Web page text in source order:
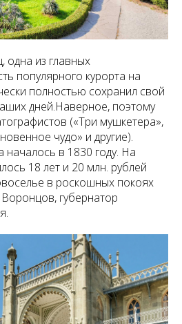
одна из главных
популярного курорта на
полностью сохранил свой
дней.Наверное, поэтому
(«Три мушкетера»,
чудо» и другие).
началось в 1830 году. На
18 лет и 20 млн. рублей
в роскошных покоях
губернатор